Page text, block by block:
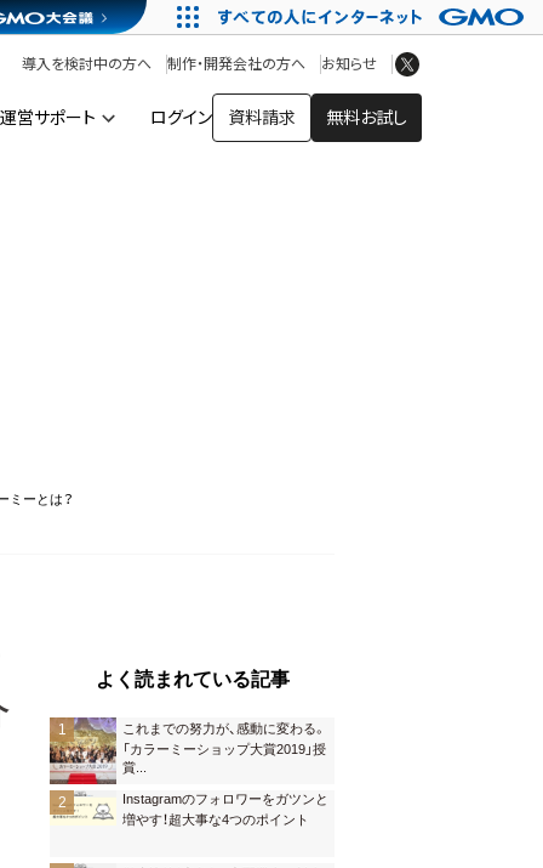
運営サポート ログイン 資料請求 無料お試し
導入を検討中の方へ 制作・開発会社の方へ お知らせ
ヘルプセンター
ミーとは？
よく読まれている記事
これまでの努力が、感動に変わる。
「カラーミーショップ大賞2019」授
賞
Instagramのフォロワーをガツンと
増やす！超大事な4つのポイント